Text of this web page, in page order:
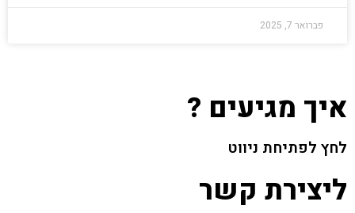
פברואר 7, 2025
איך מגיעים ?
לחץ לפתיחת ניווט
ליצירת קשר